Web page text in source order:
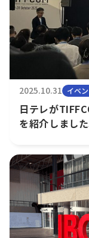
2025.10.31 イベ
日テレが
を紹介しました